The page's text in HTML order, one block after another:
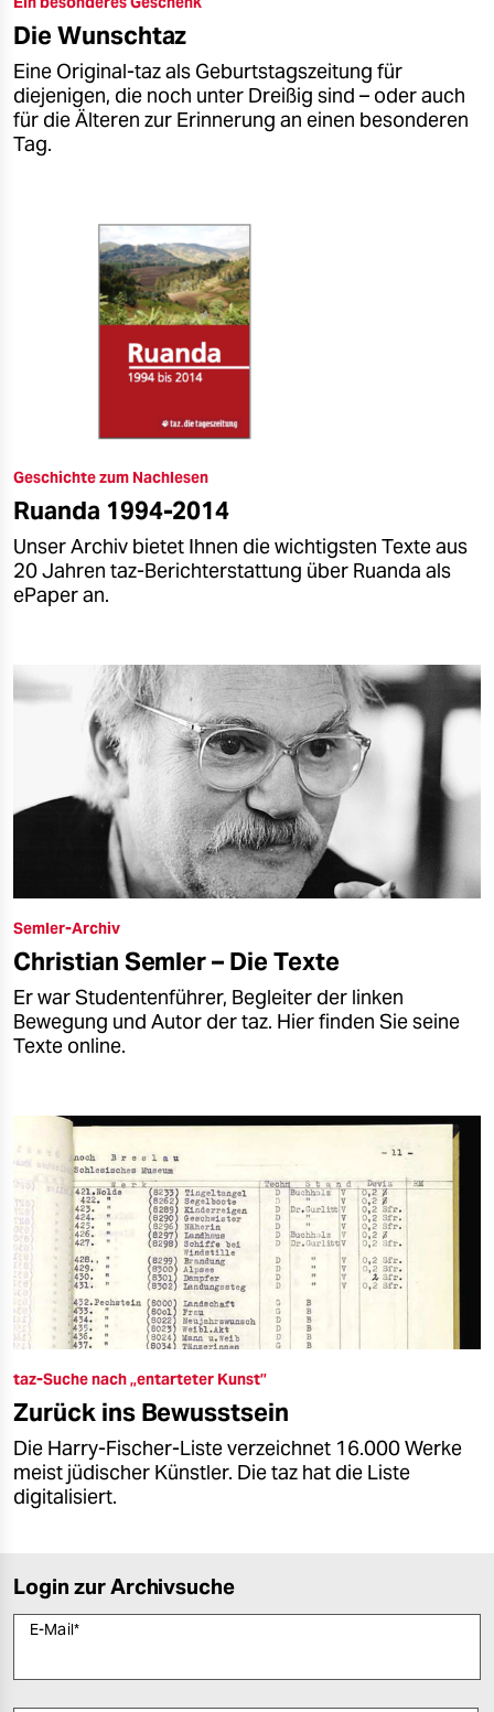
epaper login
Die Wunschtaz
Eine Original-taz als Geburtstagszeitung für
diejenigen, die noch unter Dreißig sind – oder auch
für die Älteren zur Erinnerung an einen besonderen
Tag.
Geschichte zum Nachlesen
Ruanda 1994-2014
Unser Archiv bietet Ihnen die wichtigsten Texte aus
20 Jahren taz-Berichterstattung über Ruanda als
ePaper an.
Semler-Archiv
Christian Semler – Die Texte
Er war Studentenführer, Begleiter der linken
Bewegung und Autor der taz. Hier finden Sie seine
Texte online.
taz-Suche nach „entarteter Kunst”
Zurück ins Bewusstsein
Die Harry-Fischer-Liste verzeichnet 16.000 Werke
meist jüdischer Künstler. Die taz hat die Liste
digitalisiert.
Login zur Archivsuche
E-Mail*